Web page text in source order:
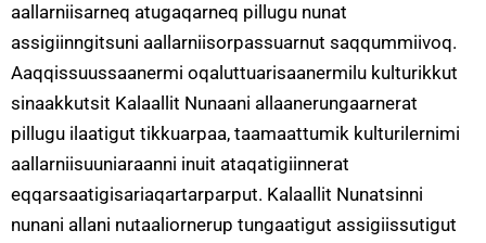
aallarniisarneq atugaqarneq pillugu nunat
assigiinngitsuni aallarniisorpassuarnut saqqummiivoq.
Aaqqissuussaanermi oqaluttuarisaanermilu kulturikkut
sinaakkutsit Kalaallit Nunaani allaanerungaarnerat
pillugu ilaatigut tikkuarpaa, taamaattumik kulturilernimi
aallarniisuuniaraanni inuit ataqatigiinnerat
eqqarsaatigisariaqartarparput. Kalaallit Nunatsinni
nunani allani nutaaliornerup tungaatigut assigiissutigut